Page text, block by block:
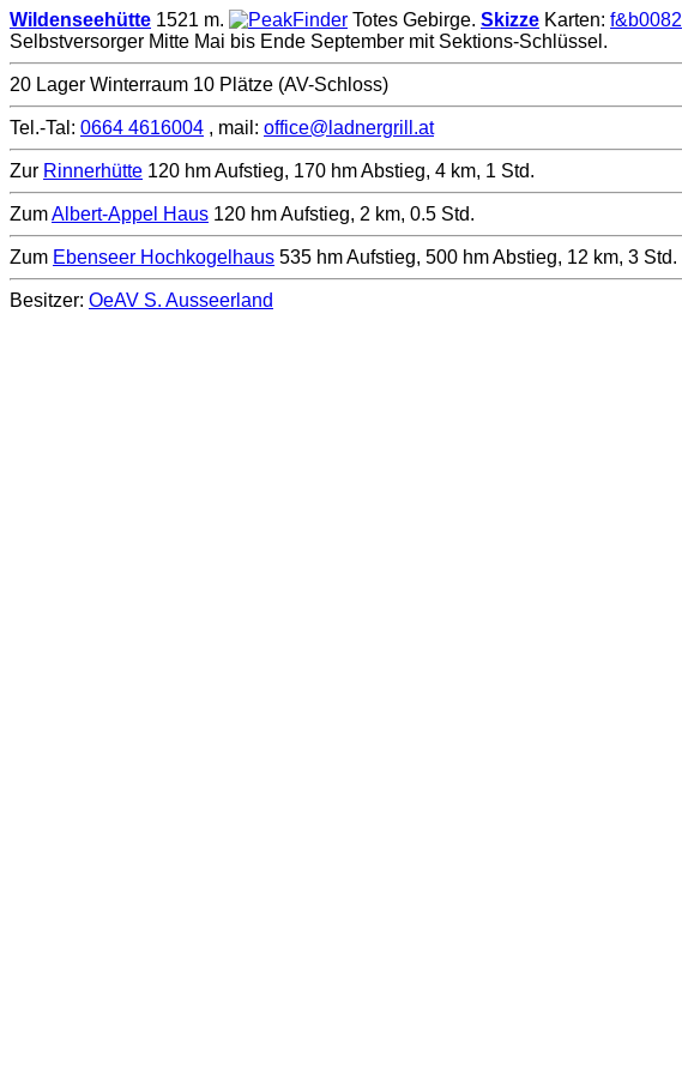
Wildenseehütte 1521 m. Totes Gebirge. Skizze Karten: f&b0082
Selbstversorger Mitte Mai bis Ende September mit Sektions-Schlüssel.
20 Lager Winterraum 10 Plätze (AV-Schloss)
Tel.-Tal: 0664 4616004 , mail: office@ladnergrill.at
Zur Rinnerhütte 120 hm Aufstieg, 170 hm Abstieg, 4 km, 1 Std.
ZumAlbert-Appel Haus 120 hm Aufstieg, 2 km, 0.5 Std.
Zum Ebenseer Hochkogelhaus 535 hm Aufstieg, 500 hm Abstieg, 12 km, 3 Std.
Besitzer: OeAV S. Ausseerland